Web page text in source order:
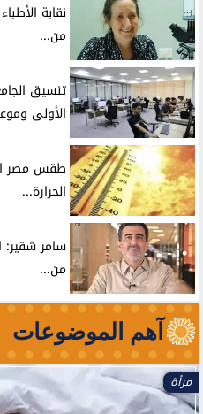
نقابة
من...
الأولى
الحرارة...
سامر شقير:
من...
آهم الموضوعات
مرأة